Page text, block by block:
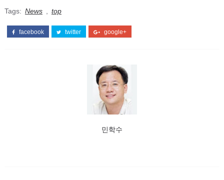
Tags: News top
facebook twitter google+
민학수